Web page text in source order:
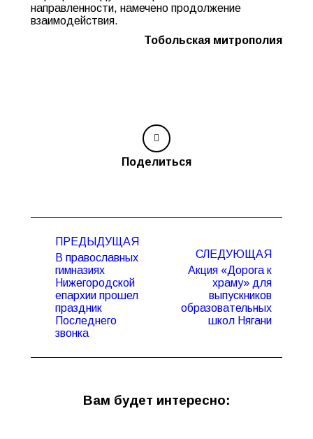
направленности, намечено продолжение
взаимодействия.
Тобольская митрополия
Поделиться
записям
ПРЕДЫДУЩАЯ
Предыдущая
запись:
В православных
гимназиях
Нижегородской
епархии прошел
праздник
Последнего
звонка
СЛЕДУЮЩАЯ
Следующая
запись:
Акция «Дорога к
храму» для
выпускников
образовательных
школ Нягани
Вам будет интересно: